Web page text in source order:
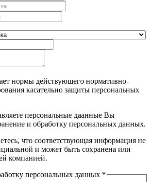
нормы действующего нормативно-
касательно защиты персональных
персональные даанные Вы
и обработку персональных данных.
что соответствующая информация не
и может быть сохранена или
компанией.
персональных данных *